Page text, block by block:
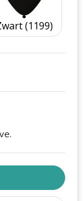
(1199)